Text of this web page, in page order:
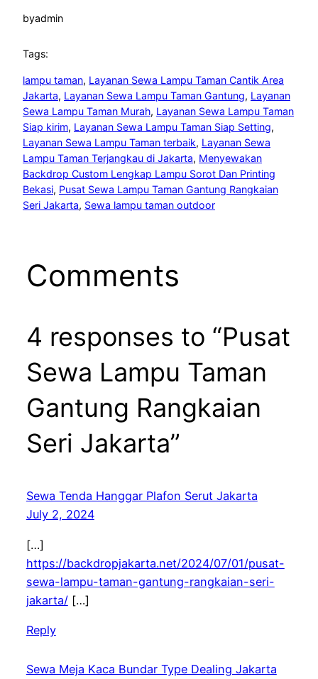
byadmin
Tags:
lampu taman, Layanan Sewa Lampu Taman Cantik Area
Jakarta, Layanan Sewa Lampu Taman Gantung, Layanan
Sewa Lampu Taman Murah, Layanan Sewa Lampu Taman
Siap kirim, Layanan Sewa Lampu Taman Siap Setting
Layanan Sewa Lampu Taman terbaik, Layanan Sewa
Lampu Taman Terjangkau di Jakarta, Menyewakan
Backdrop Custom Lengkap Lampu Sorot Dan Printing
Bekasi, Pusat Sewa Lampu Taman Gantung Rangkaian
Seri Jakarta, Sewa lampu taman outdoor
Comments
4 responses to “Pusat
Sewa Lampu Taman
Gantung Rangkaian
Seri Jakarta”
Sewa Tenda Hanggar Plafon Serut Jakarta
July 2, 2024
[…]
https://backdropjakarta.net/2024/07/01/pusat-
sewa-lampu-taman-gantung-rangkaian-seri-
jakarta/[…]
Reply
Sewa Meja Kaca Bundar Type Dealing Jakarta